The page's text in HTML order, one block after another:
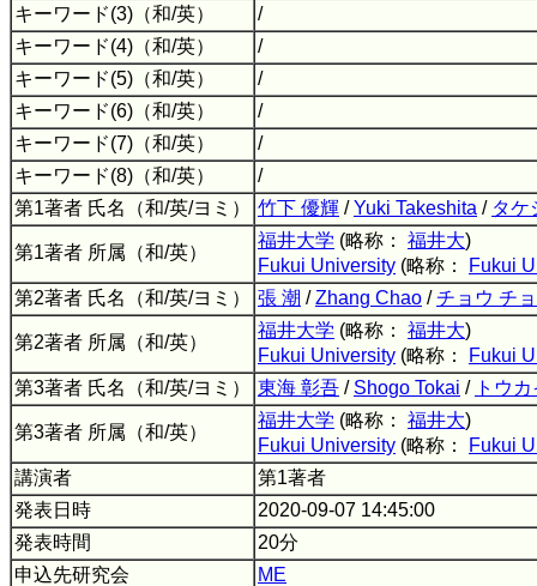
キーワード(3)（和/英）
/
キーワード(4)（和/英）
/
キーワード(5)（和/英）
/
キーワード(6)（和/英）
/
キーワード(7)（和/英）
/
キーワード(8)（和/英）
/
第1著者 氏名（和/英/ヨミ）
竹下 優輝 /Yuki Takeshita / タケ
第1著者 所属（和/英）
福井大学 (略称： 福井大)
Fukui University (略称：
Fukui
第2著者 氏名（和/英/ヨミ）
張 潮 /Zhang Chao /チョウ チ
第2著者 所属（和/英）
福井大学 (略称： 福井大)
Fukui University (略称：
Fukui
第3著者 氏名（和/英/ヨミ）
東海 彰吾 / Shogo Tokai / トウ
第3著者 所属（和/英）
福井大学 (略称： 福井大)
Fukui University (略称：
Fukui
講演者
第1著者
発表日時
2020-09-07 14:45:00
発表時間
20分
申込先研究会
ME